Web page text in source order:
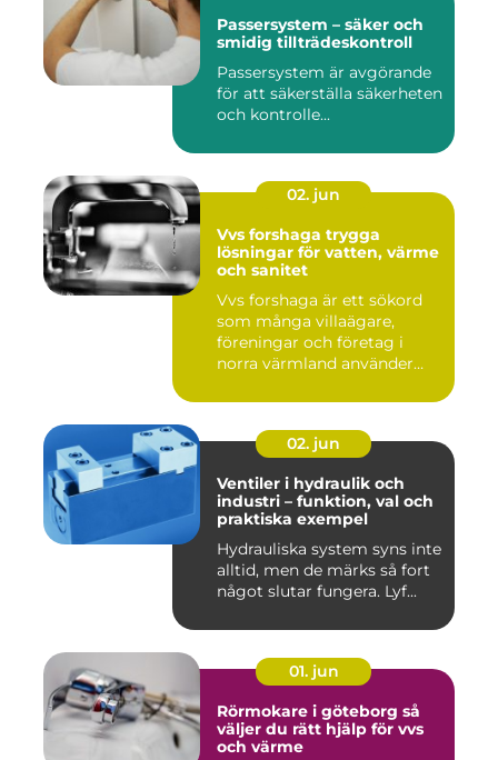
Passersystem – säker och
smidig tillträdeskontroll
Passersystem är avgörande
för att säkerställa säkerheten
och kontrolle...
02. jun
Vvs forshaga trygga
lösningar för vatten, värme
och sanitet
Vvs forshaga är ett sökord
som många villaägare,
föreningar och företag i
norra värmland använder
02. jun
Ventiler i hydraulik och
industri – funktion, val och
praktiska exempel
Hydrauliska system syns inte
alltid, men de märks så fort
något slutar fungera. Lyf...
01. jun
Rörmokare i göteborg så
väljer du rätt hjälp för vvs
och värme